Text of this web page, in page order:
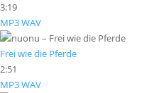
3:19
MP3WAV
Frei wie die Pferde
2:51
MP3WAV